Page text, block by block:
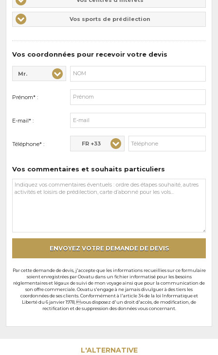
centres
d'intérêts
Vos
sports
Vos sports de prédilection
Vos coordonnées pour recevoir votre devis
Civilité* :
Mr.
Nom* :
Prénom* :
E-mail* :
Téléphone* : FR +33
Vos commentaires et souhaits particuliers
Vos
commentaires
ENVOYEZ VOTRE DEMANDE DE DEVIS
Par cette demande de devis, j'accepte que les informations recueillies sur ce formulaire
soient enregistrées par Oovatu dans un fichier informatisé pour les besoins
réglementaires et légaux de suivi de mon voyage ainsi que pour la communication de
son offre commerciale. Oovatu s'engage à ne jamais divulguer à des tiers les
coordonnées de ses clients. Conformément à l'article 34 de la loi Informatique et
Liberté du 6 janvier 1978, vous disposez d'un droit d'accès, de modification, de
rectification et de suppression des données vous concernant.
L'ALTERNATIVE